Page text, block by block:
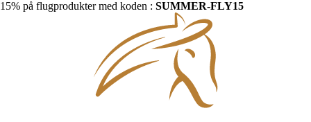
15% på flugprodukter med koden : SUMMER-FLY15